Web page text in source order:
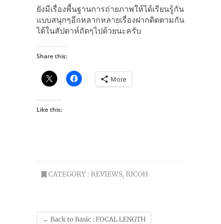
ยังมีเรื่องพื้นฐานการถ่ายภาพให้ได้เรียนรู้กัน
แบบสนุกๆอีกหลากหลายเรื่องฝากติดตามกัน
ได้ในสัปดาห์ถัดๆไปด้วยนะครับ
Share this:
More
Like this:
CATEGORY : REVIEWS, RICOH
← Back to Basic : FOCAL LENGTH